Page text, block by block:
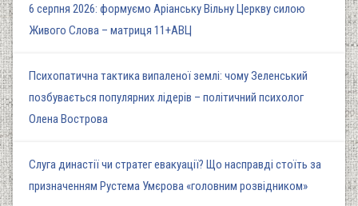
6 серпня 2026: формуємо Аріанську Вільну Церкву силою
Живого Слова – матриця 11+АВЦ
Психопатична тактика випаленої землі: чому Зеленський
позбувається популярних лідерів – політичний психолог
Олена Вострова
Слуга династії чи стратег евакуації? Що насправді стоїть за
призначенням Рустема Умєрова «головним розвідником»